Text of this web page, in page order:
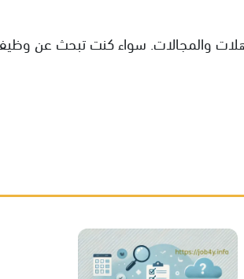
والمجالات. سواء كنت تبحث عن